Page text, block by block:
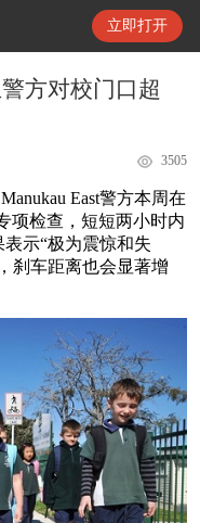
立即打开
方对校门口超
3505
East警方本周在
项检查，短短两小时内
示“极为震惊和失
刹车距离也会显著增